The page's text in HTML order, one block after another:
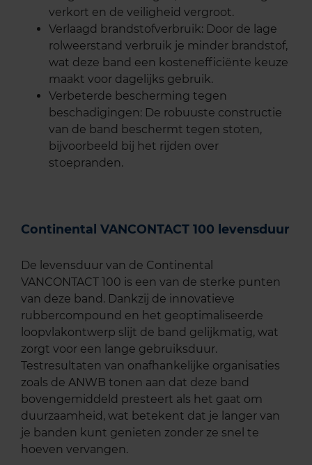
verkort en de veiligheid vergroot.
Verlaagd brandstofverbruik: Door de lage
rolweerstand verbruik je minder brandstof,
wat deze band een kostenefficiënte keuze
maakt voor dagelijks gebruik.
Verbeterde bescherming tegen
beschadigingen: De robuuste constructie
van de band beschermt tegen stoten,
bijvoorbeeld bij het rijden over
stoepranden.
Continental VANCONTACT 100 levensduur
De levensduur van de Continental
VANCONTACT 100 is een van de sterke punten
van deze band. Dankzij de innovatieve
rubbercompound en het geoptimaliseerde
loopvlakontwerp slijt de band gelijkmatig, wat
zorgt voor een lange gebruiksduur.
Testresultaten van onafhankelijke organisaties
zoals de ANWB tonen aan dat deze band
bovengemiddeld presteert als het gaat om
duurzaamheid, wat betekent dat je langer van
je banden kunt genieten zonder ze snel te
hoeven vervangen.